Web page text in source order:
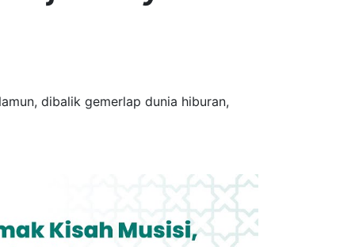
dibalik gemerlap dunia hiburan,